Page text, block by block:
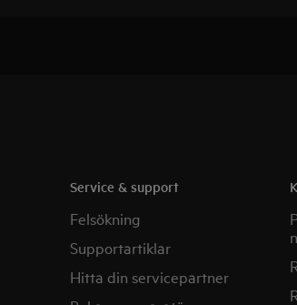
Service & support
Felsökning
Supportartiklar
Hitta din servicepartner